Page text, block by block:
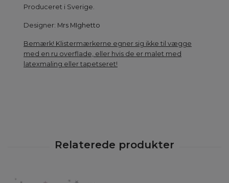
Produceret i Sverige.
Designer: Mrs MIghetto
Bemærk! Klistermærkerne egner sig ikke til vægge
med en ru overflade, eller hvis de er malet med
latexmaling eller tapetseret!